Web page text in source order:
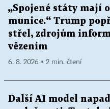
„Spojené státy mají
munice.“ Trump
střel, zdrojům
vězením
6. 8. 2026 ▪ 2 min. čtení
Další AI model